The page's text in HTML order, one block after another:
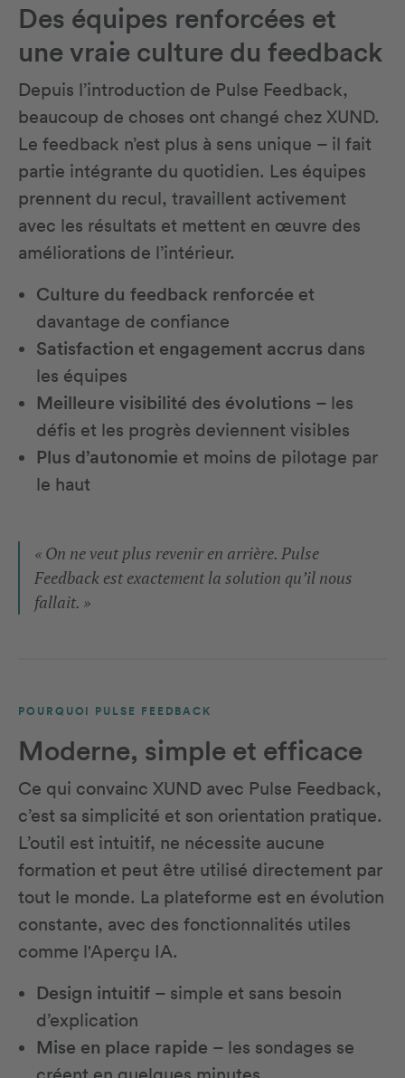
Des équipes renforcées et
une vraie culture du feedback
Depuis l’introduction de Pulse Feedback,
beaucoup de choses ont changé chez XUND.
Le feedback n’est plus à sens unique – il fait
partie intégrante du quotidien. Les équipes
prennent du recul, travaillent activement
avec les résultats et mettent en œuvre des
améliorations de l’intérieur.
Culture du feedback renforcée et
davantage de confiance
Satisfaction et engagement accrus dans
les équipes
Meilleure visibilité des évolutions – les
défis et les progrès deviennent visibles
Plus d’autonomie et moins de pilotage par
le haut
« On ne veut plus revenir en arrière. Pulse
Feedback est exactement la solution qu’il nous
fallait. »
POURQUOI PULSE FEEDBACK
Moderne, simple et efficace
Ce qui convainc XUND avec Pulse Feedback,
c’est sa simplicité et son orientation pratique.
L’outil est intuitif, ne nécessite aucune
formation et peut être utilisé directement par
tout le monde. La plateforme est en évolution
constante, avec des fonctionnalités utiles
comme l'Aperçu IA.
Design intuitif – simple et sans besoin
d’explication
Mise en place rapide – les sondages se